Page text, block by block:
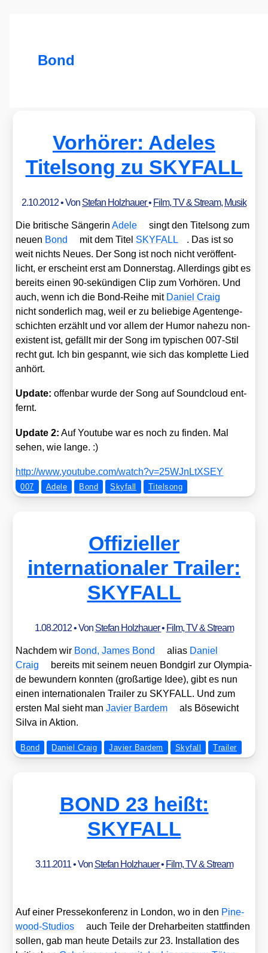
Bond
Vorhörer: Adeles
Titelsong zu SKYFALL
2.10.2012• Von Stefan Holzhauer• Film, TV & Stream, Musik
Die bri­ti­sche Sän­ge­rinAde­le
singt den Titel­song zum
neu­en Bond mit dem Titel SKYFALL
. Das ist so
weit nichts Neu­es. Der Song ist noch nicht ver­öf­fent­
licht, er erscheint erst am Don­ners­tag. Aller­dings gibt es
bereits einen 90-sekün­di­gen Clip zum Vor­hö­ren. Und
auch, wenn ich die Bond-Rei­he mit Dani­el Craig
nicht son­der­lich mag, weil er zu belie­bi­ge Agen­ten­ge­
schich­ten erzählt und vor allem der Humor nahe­zu non­
e­xis­tent ist, gefällt mir der Song im typi­schen 007-Stil
recht gut. Ich bin gespannt, wie sich das kom­plet­te Lied
anhört.
Update: offen­bar wur­de der Song auf Sound­cloud ent­
fernt.
Update 2: Auf You­tube war es noch zu fin­den. Mal
sehen, wie lan­ge. :)
http://​www​.you​tube​.com/​w​a​t​c​h​?​v​=​2​5​W​J​n​L​t​X​SEY
007 Adele Bond Skyfall Titelsong
Offizieller
internationaler Trailer:
SKYFALL
1.08.2012• Von Stefan Holzhauer• Film, TV & Stream
Nach­dem wir Bond, James Bond ali­as Dani­el
Craig
bereits mit sei­nem neu­en Bond­girl zur Olym­pia­
de bewun­dern konn­ten (groß­ar­ti­ge Idee), gibt es nun
einen inter­na­tio­na­len Trai­ler zu SKYFALL. Und zum
ers­ten Mal sieht manJavier Bar­dem
als Böse­wicht
Sil­va in Akti­on.
Bond Daniel Craig Javier Bardem Skyfall Trailer
BOND 23 heißt:
SKYFALL
3.11.2011• Von Stefan Holzhauer• Film, TV & Stream
Auf einer Pres­se­kon­fe­renz in Lon­don, wo in den Pine­
wood-Stu­di­os
auch Tei­le der Dreh­ar­bei­ten statt­fin­den
sol­len, gab man heu­te Details zur 23. Instal­la­ti­on des